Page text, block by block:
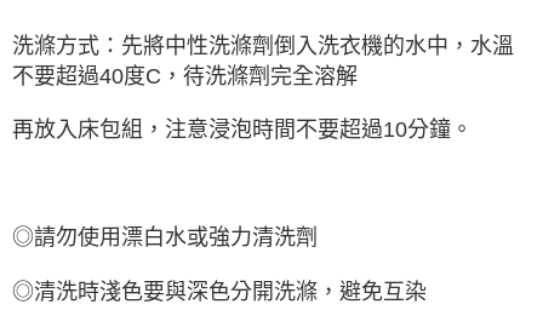
洗滌方式：先將中性洗滌劑倒入洗衣機的水中，水溫
不要超過40度C，待洗滌劑完全溶解
再放入床包組，注意浸泡時間不要超過10分鐘。
◎請勿使用漂白水或強力清洗劑
◎清洗時淺色要與深色分開洗滌，避免互染